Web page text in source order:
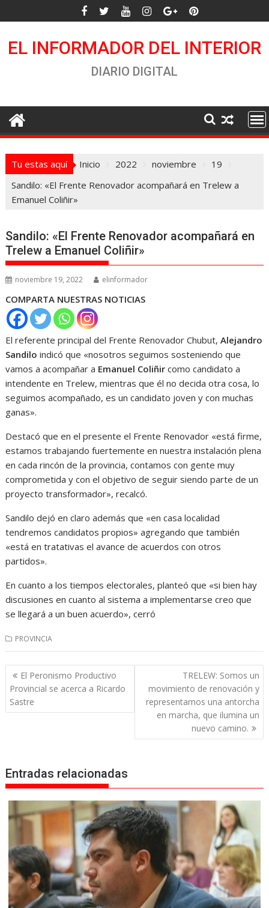
al
EL INFORMADOR DEL INTERIOR
DIARIO DIGITAL
Tu estas aquí Inicio 2022 noviembre
19
Sandilo: «El Frente Renovador acompañará en Trelew a
Emanuel Coliñir»
Sandilo: «El Frente Renovador acompañará en
Trelew a Emanuel Coliñir»
noviembre 19, 2022 elinformador
COMPARTA NUESTRAS NOTICIAS
El referente principal del Frente Renovador Chubut,Alejandro
Sandilo indicó que «nosotros seguimos sosteniendo que
vamos a acompañar a Emanuel Coliñir como candidato a
intendente en Trelew, mientras que él no decida otra cosa, lo
seguimos acompañado, es un candidato joven y con muchas
ganas».
Destacó que en el presente el Frente Renovador «está firme,
estamos trabajando fuertemente en nuestra instalación plena
en cada rincón de la provincia, contamos con gente muy
comprometida y con el objetivo de seguir siendo parte de un
proyecto transformador», recalcó.
Sandilo dejó en claro además que «en casa localidad
tendremos candidatos propios» agregando que también
«está en tratativas el avance de acuerdos con otros
partidos».
En cuanto a los tiempos electorales, planteó que «si bien hay
discusiones en cuanto al sistema a implementarse creo que
se llegará a un buen acuerdo», cerró
PROVINCIA
Navegación
de
entradas
El Peronismo Productivo
Provincial se acerca a Ricardo
Sastre
TRELEW: Somos un
movimiento de renovación y
representamos una antorcha
en marcha, que ilumina un
nuevo camino.
Entradas relacionadas